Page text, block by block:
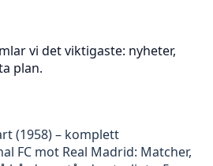
vi det viktigaste: nyheter,
plan.
(1958) – komplett
FC mot Real Madrid: Matcher,